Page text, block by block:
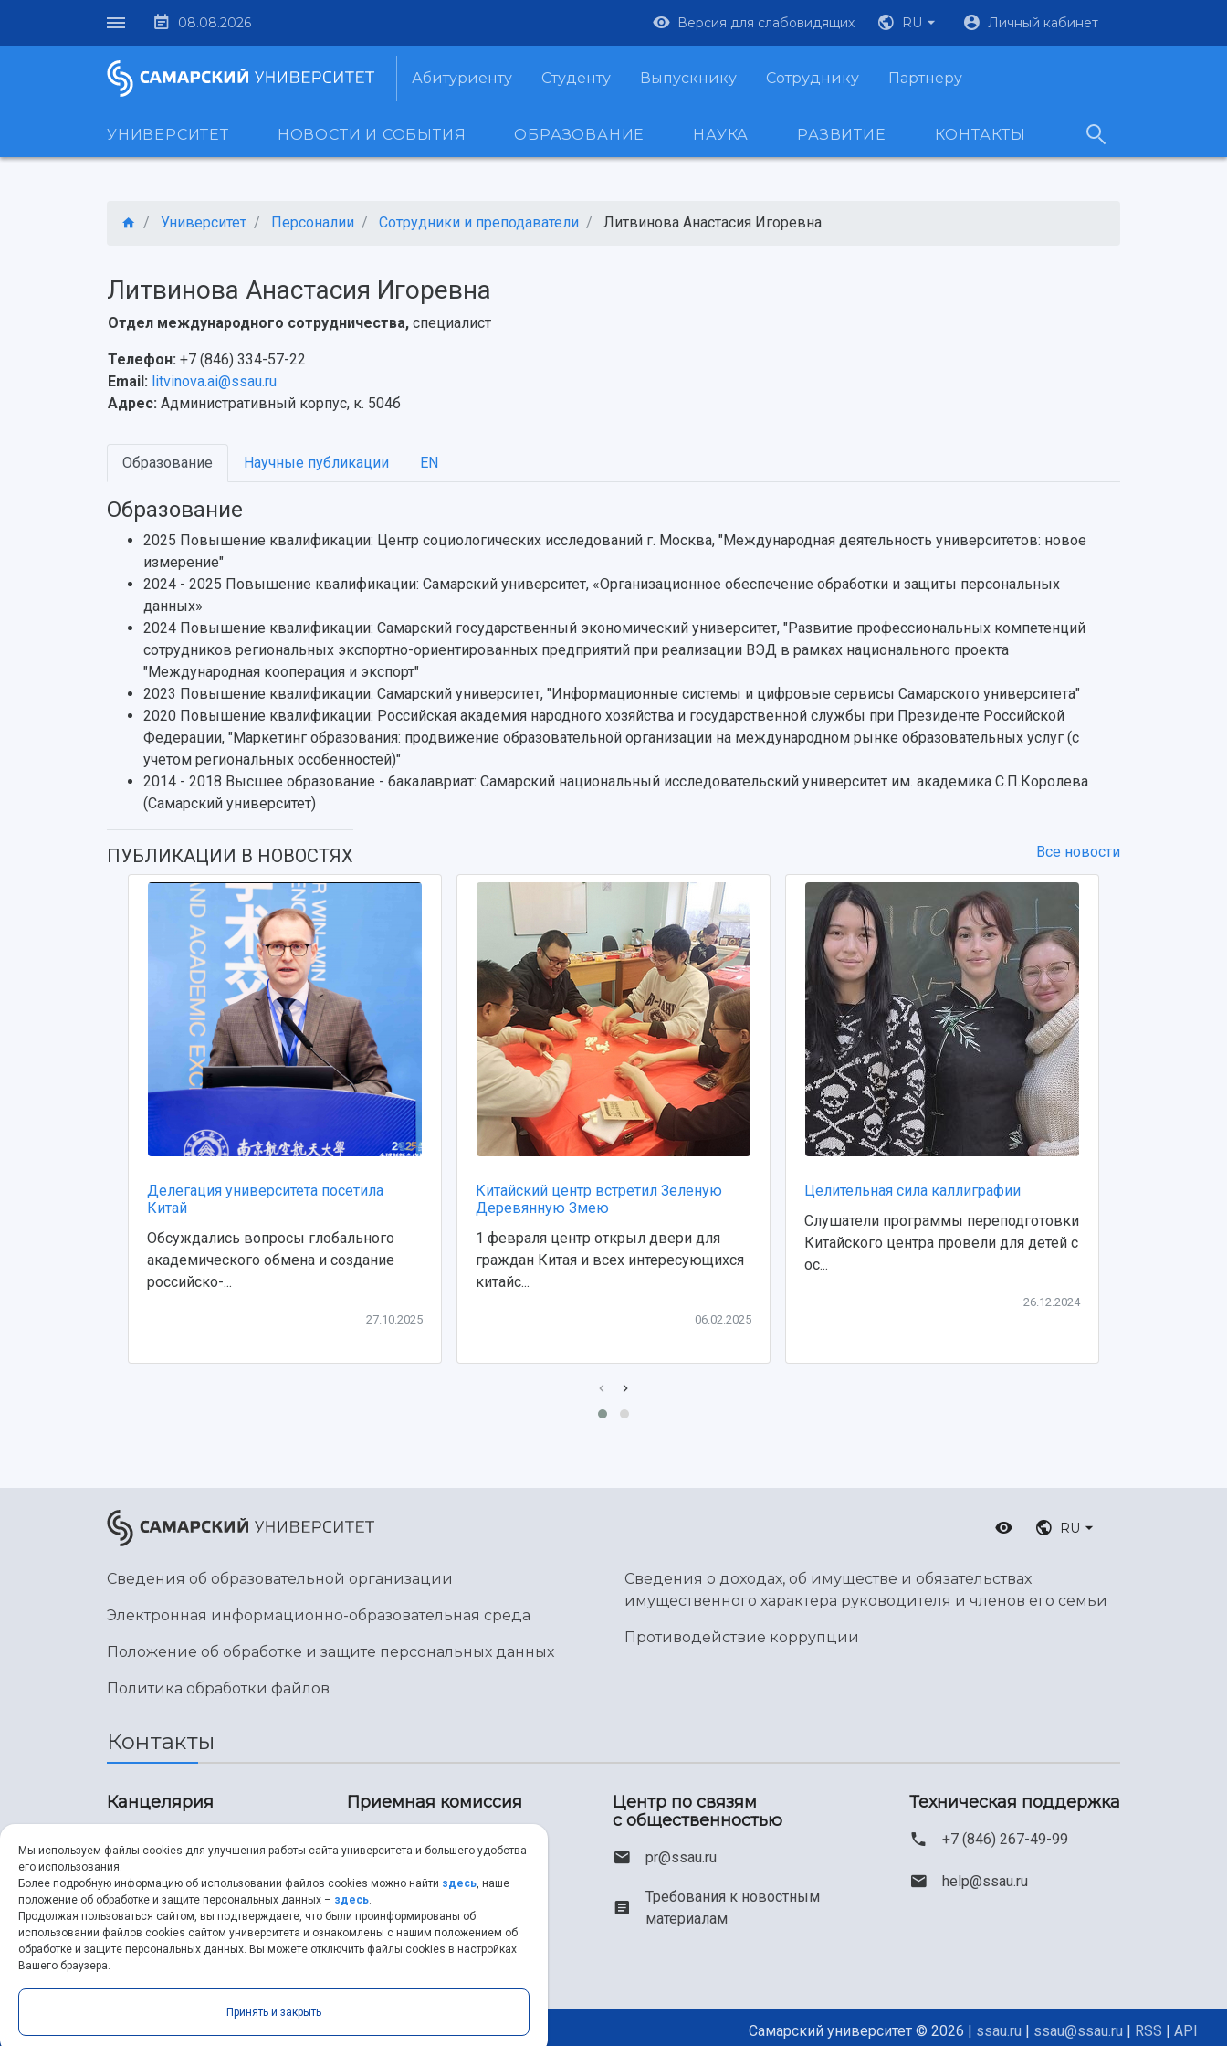
08.08.2026 Версия для слабовидящих RU Личный кабинет
Абитуриенту Студенту Выпускнику Сотруднику Партнеру
УНИВЕРСИТЕТ НОВОСТИ И СОБЫТИЯ ОБРАЗОВАНИЕ НАУКА РАЗВИТИЕ КОНТАКТЫ
Университет Персоналии Сотрудники и преподаватели Литвинова Анастасия Игоревна
Литвинова Анастасия Игоревна
Отдел международного сотрудничества, специалист
Телефон: +7 (846) 334-57-22
Email: litvinova.ai@ssau.ru
Адрес: Административный корпус, к. 504б
Образование Научные публикации EN
Образование
2025 Повышение квалификации: Центр социологических исследований г. Москва, "Международная деятельность университетов: новое
измерение"
2024 - 2025 Повышение квалификации: Самарский университет, «Организационное обеспечение обработки и защиты персональных
данных»
2024 Повышение квалификации: Самарский государственный экономический университет, "Развитие профессиональных компетенций
сотрудников региональных экспортно-ориентированных предприятий при реализации ВЭД в рамках национального проекта
"Международная кооперация и экспорт"
2023 Повышение квалификации: Самарский университет, "Информационные системы и цифровые сервисы Самарского университета"
2020 Повышение квалификации: Российская академия народного хозяйства и государственной службы при Президенте Российской
Федерации, "Маркетинг образования: продвижение образовательной организации на международном рынке образовательных услуг (с
учетом региональных особенностей)"
2014 - 2018 Высшее образование - бакалавриат: Самарский национальный исследовательский университет им. академика С.П.Королева
(Самарский университет)
ПУБЛИКАЦИИ В НОВОСТЯХ Все новости
Делегация университета посетила
Китай
Обсуждались вопросы глобального
академического обмена и создание
российско-...
27.10.2025
Китайский центр встретил Зеленую
Деревянную Змею
1 февраля центр открыл двери для
граждан Китая и всех интересующихся
китайс...
06.02.2025
Целительная сила каллиграфии
Слушатели программы переподготовки
Китайского центра провели для детей с
ос...
26.12.2024
RU
Сведения об образовательной организации
Электронная информационно-образовательная среда
Положение об обработке и защите персональных данных
Политика обработки файлов
Сведения о доходах, об имуществе и обязательствах
имущественного характера руководителя и членов его семьи
Противодействие коррупции
Контакты
Канцелярия
8 (846) 267-43-70
ssau@ssau.ru
Приемная комиссия
8 (846) 267-48-67
priem@ssau.ru
Центр по связям
с общественностью
pr@ssau.ru
Требования к новостным
материалам
Техническая поддержка
+7 (846) 267-49-99
help@ssau.ru
Самарский университет © 2026 | ssau.ru | ssau@ssau.ru | RSS | API
Мы используем файлы cookies для улучшения работы сайта университета и большего удобства
его использования.
Более подробную информацию об использовании файлов cookies можно найти здесь, наше
положение об обработке и защите персональных данных – здесь.
Продолжая пользоваться сайтом, вы подтверждаете, что были проинформированы об
использовании файлов cookies сайтом университета и ознакомлены с нашим положением об
обработке и защите персональных данных. Вы можете отключить файлы cookies в настройках
Вашего браузера.
Принять и закрыть